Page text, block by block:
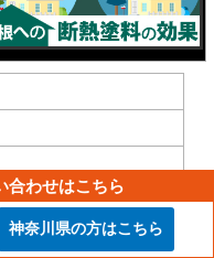
合わせはこちら
神奈川県の方はこちら